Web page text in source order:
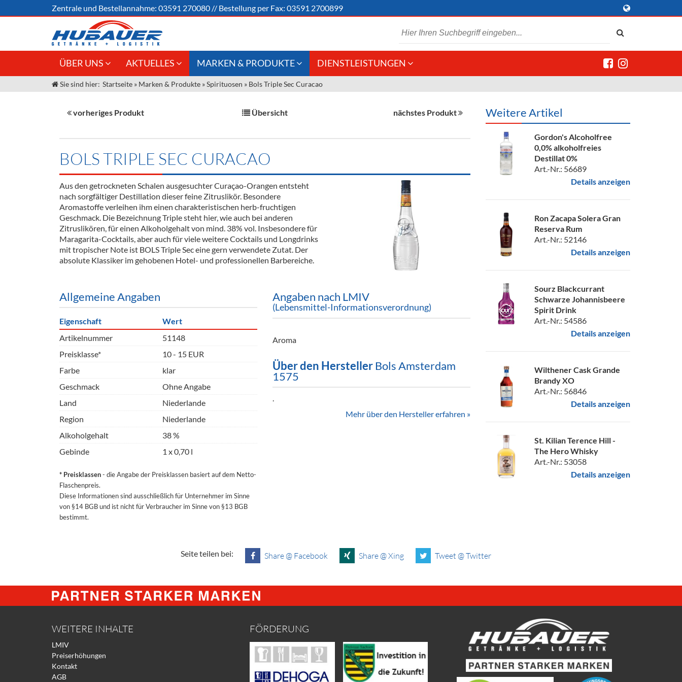
Zentrale und Bestellannahme: 03591 270080 // Bestellung per Fax: 03591 2700899
ÜBER UNS
Jobs
Unser Liefergebiet
AKTUELLES
Angebote Gastronomie &
Gastronomie
Großhandel
Innovation - Die Neue Art des
Termine
MARKEN & PRODUKTE
Weine & Schaumwein
Alkoholfreie Getränke
Öle & Küchenartikel
Kaffee
Barzubehör
Equipment
Ausschankwagen
Kühlanhänger
Theken + Zubehör
Hygieneartikel & Desinfektion
DIENSTLEISTUNGEN
Kommisionskauf &
Sie sind hier: Startseite » Marken & Produkte »Spirituosen » Bols Triple Sec Curacao
vorheriges Produkt Übersicht nächstes Produkt
BOLS TRIPLE SEC CURACAO
Aus den getrockneten Schalen ausgesuchter Curaçao-Orangen entsteht
nach sorgfältiger Destillation dieser feine Zitruslikör. Besondere
Aromastoffe verleihen ihm einen charakteristischen herb-fruchtigen
Geschmack. Die Bezeichnung Triple steht hier, wie auch bei anderen
Zitruslikören, für einen Alkoholgehalt von mind. 38% vol. Insbesondere für
Maragarita-Cocktails, aber auch für viele weitere Cocktails und Longdrinks
mit tropischer Note ist BOLS Triple Sec eine gern verwendete Zutat. Der
absolute Klassiker im gehobenen Hotel- und professionellen Barbereiche.
Allgemeine Angaben
Eigenschaft
Wert
Artikelnummer
51148
Preisklasse*
10 - 15 EUR
Farbe
klar
Geschmack
Ohne Angabe
Land
Niederlande
Region
Niederlande
Alkoholgehalt
38 %
Gebinde
1 x 0,70 l
* Preisklassen- die Angabe der Preisklassen basiert auf dem Netto-
Flaschenpreis.
Diese Informationen sind ausschließlich für Unternehmer im Sinne
von §14 BGB und ist nicht für Verbraucher im Sinne von §13 BGB
bestimmt.
Angaben nach LMIV
(Lebensmittel-Informationsverordnung)
Aroma
Über den Hersteller Bols Amsterdam
1575
.
Mehr über den Hersteller erfahren »
Weitere Artikel
Gordon's Alcoholfree
0,0% alkoholfreies
Destillat 0%
Art.-Nr.: 56689
Details anzeigen
Ron Zacapa Solera Gran
Reserva Rum
Art.-Nr.: 52146
Details anzeigen
Sourz Blackcurrant
Schwarze Johannisbeere
Spirit Drink
Art.-Nr.: 54586
Details anzeigen
Wilthener Cask Grande
Brandy XO
Art.-Nr.: 56846
Details anzeigen
St. Kilian Terence Hill -
The Hero Whisky
Art.-Nr.: 53058
Details anzeigen
Seite teilen bei: Share @ Facebook Share @ Xing Tweet @ Twitter
WEITERE INHALTE
LMIV
Preiserhöhungen
Kontakt
AGB
FÖRDERUNG